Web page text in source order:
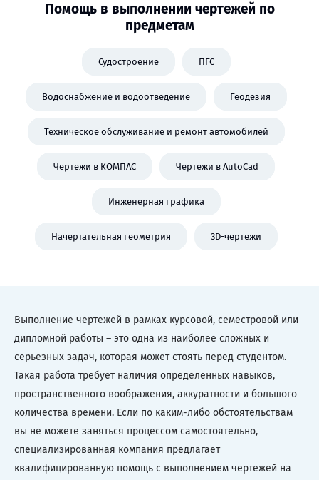
Помощь в выполнении чертежей по
предметам
Судостроение ПГС
Водоснабжение и водоотведение Геодезия
Техническое обслуживание и ремонт автомобилей
Чертежи в КОМПАС Чертежи в AutoCad
Инженерная графика
Начертательная геометрия 3D-чертежи
Выполнение чертежей в рамках курсовой, семестровой или
дипломной работы – это одна из наиболее сложных и
серьезных задач, которая может стоять перед студентом.
Такая работа требует наличия определенных навыков,
пространственного воображения, аккуратности и большого
количества времени. Если по каким-либо обстоятельствам
вы не можете заняться процессом самостоятельно,
специализированная компания предлагает
квалифицированную помощь с выполнением чертежей на